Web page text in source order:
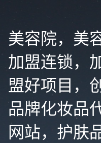
美容院，美
加盟连锁，
盟好项目，
品牌化妆品
网站，护肤